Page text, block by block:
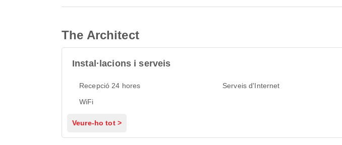
The Architect
Instal·lacions i serveis
Recepció 24 hores
Serveis d'Internet
WiFi
Veure-ho tot >